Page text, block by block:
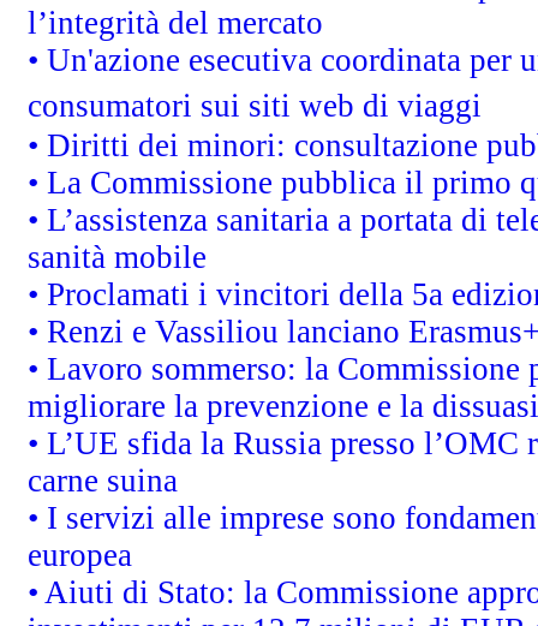
l’integrità del mercato
• Un'azione esecutiva coordinata
consumatori sui siti web di viaggi
• Diritti dei minori: consultazione
• La Commissione pubblica il primo
• L’assistenza sanitaria a portata di
sanità mobile
• Proclamati i vincitori della 5a
• Renzi e Vassiliou lanciano
• Lavoro sommerso: la
migliorare la prevenzione e la
• L’UE sfida la Russia presso
carne suina
• I servizi alle imprese sono
europea
• Aiuti di Stato: la Commissione